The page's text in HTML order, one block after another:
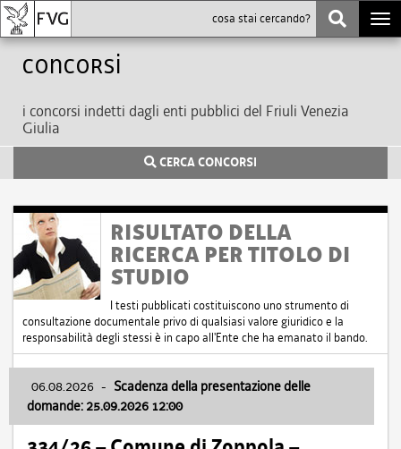
Concorsi
i concorsi indetti dagli enti pubblici del Friuli Venezia
Giulia
CERCA CONCORSI
RISULTATO DELLA
RICERCA PER TITOLO DI
STUDIO
I testi pubblicati costituiscono uno strumento di
consultazione documentale privo di qualsiasi valore giuridico e la
responsabilità degli stessi è in capo all'Ente che ha emanato il bando.
06.08.2026 - Scadenza della presentazione delle
domande: 25.09.2026 12:00